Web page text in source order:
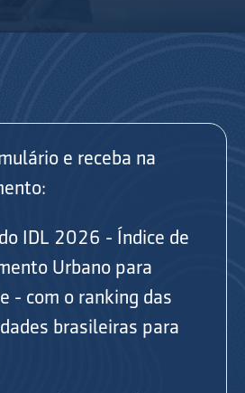
e receba na
IDL 2026 - Índice de
Urbano para
- com o ranking das
brasileiras para